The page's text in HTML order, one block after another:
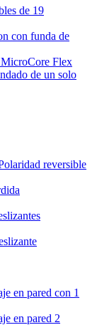
de 19
con funda de
Flex
de un solo
reversible
en pared con 1
en pared 2